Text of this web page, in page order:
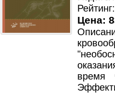
Рейтинг:
Цена:
время